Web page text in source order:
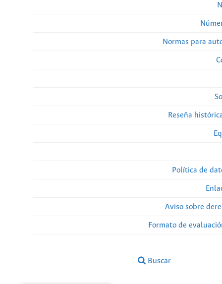
Normas para
Reseña
Política de
Aviso sobre
Formato de
Buscar